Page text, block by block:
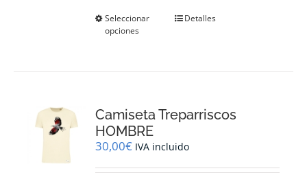
Seleccionar
opciones
Este
se
elegir
la
Detalles
Camiseta Treparriscos
HOMBRE
30,00€ IVA incluido